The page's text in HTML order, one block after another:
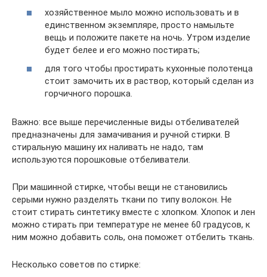
хозяйственное мыло можно использовать и в
единственном экземпляре, просто намыльте
вещь и положите пакете на ночь. Утром изделие
будет белее и его можно постирать;
для того чтобы простирать кухонные полотенца
стоит замочить их в раствор, который сделан из
горчичного порошка.
Важно: все выше перечисленные виды отбеливателей
предназначены для замачивания и ручной стирки. В
стиральную машину их наливать не надо, там
используются порошковые отбеливатели.
При машинной стирке, чтобы вещи не становились
серыми нужно разделять ткани по типу волокон. Не
стоит стирать синтетику вместе с хлопком. Хлопок и лен
можно стирать при температуре не менее 60 градусов, к
ним можно добавить соль, она поможет отбелить ткань.
Несколько советов по стирке: